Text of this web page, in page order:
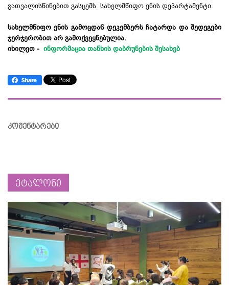
გათვალისწინებით გასცემს სახელმწიფო ენის დეპარტამენტი.
სახელმწიფო ენის გამოცდა6 დეკემბერს ჩატარდა და შედეგები
ჯერჯერობით არ გამოქვეყნებულია.
იხილეთ - ინფორმაცია თანხის დაბრუნების შესახებ
კომენტარები
ეტალონი